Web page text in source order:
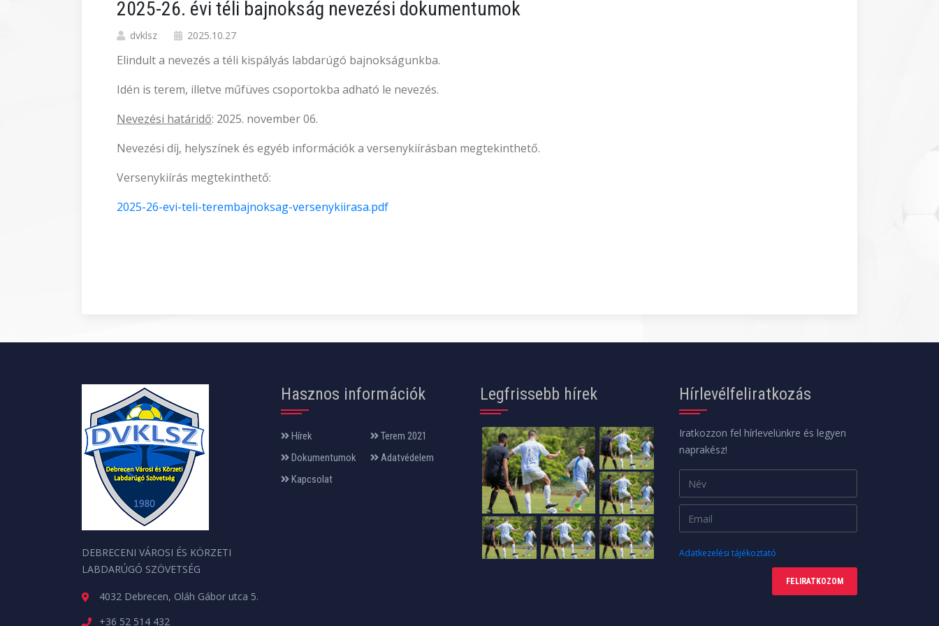
2025-26. évi téli bajnokság nevezési dokumentumok
dvklsz 2025.10.27
Elindult a nevezés a téli kispályás labdarúgó bajnokságunkba.
Idén is terem, illetve műfüves csoportokba adható le nevezés.
Nevezési határidő: 2025. november 06.
Nevezési díj, helyszínek és egyéb információk a versenykiírásban megtekinthető.
Versenykiírás megtekinthető:
2025-26-evi-teli-terembajnoksag-versenykiirasa.pdf
DEBRECENI VÁROSI ÉS KÖRZETI
LABDARÚGÓ SZÖVETSÉG
4032 Debrecen, Oláh Gábor utca 5.
+36 52 514 432
Hasznos információk
Hírek
Terem 2021
Dokumentumok
Adatvédelem
Kapcsolat
Legfrissebb hírek Hírlevélfeliratkozás
Iratkozzon fel hírlevelünkre és legyen
naprakész!
Adatkezelési tájékoztató
FELIRATKOZOM